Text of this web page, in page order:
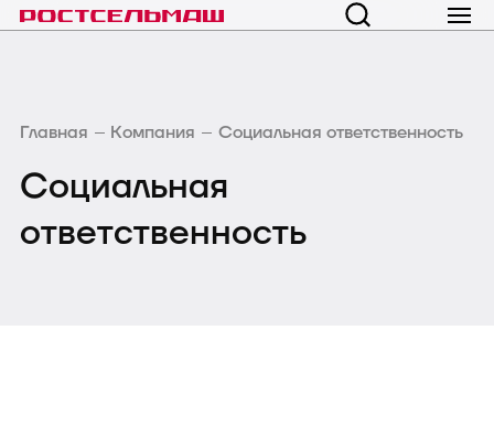
Главная Компания Социальная ответственность
Социальная
ответственность